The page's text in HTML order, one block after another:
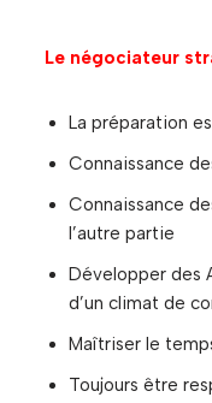
Le négociateur
La préparation
Connaissance
Connaissance
l’autre partie
Développer des
d’un climat de
Maîtriser le
Toujours être